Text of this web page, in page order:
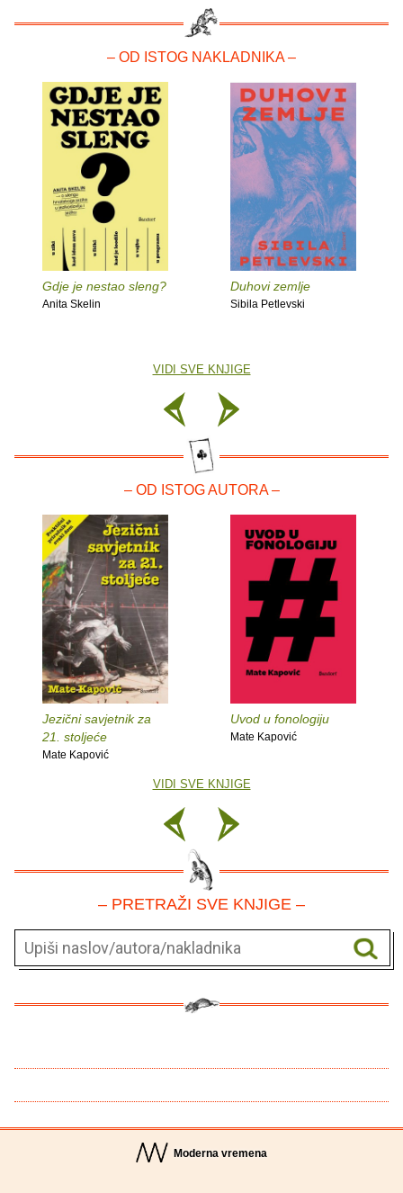
– OD ISTOG NAKLADNIKA –
Gdje je nestao sleng?
Anita Skelin
Duhovi zemlje
Sibila Petlevski
VIDI SVE KNJIGE
– OD ISTOG AUTORA –
Jezični savjetnik za
21. stoljeće
Mate Kapović
Uvod u fonologiju
Mate Kapović
VIDI SVE KNJIGE
– PRETRAŽI SVE KNJIGE –
Moderna vremena